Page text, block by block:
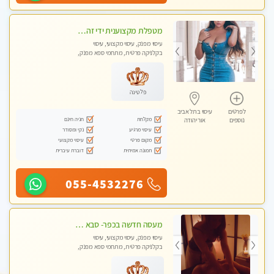
לפרטים
נוספים
עיסוי בתל אביב
אור יהודה
מטפלת מקצוענית ידי זהב VIP-מומלץ לחלוטין! פרטי! ​​​​​​ Highly recommended
עיסוי מפנק, עיסוי מקצועי, עיסוי
בקלניקה פרטית, מתחמי ספא מפנק,
פלטינה
מקלחת
חניה חינם
עיסוי מרגיע
נקי ומסודר
מקום פרטי
עיסוי מקצועי
תמונה אמיתית
דוברת עיברית
055-4532276
מעסה חדשה בכפר- סבא מוזמן לחוויה בלתי נשכחת!!!עיסוי מפנק ומקצועי ביותר במקום פרטי לחלוטין!
עיסוי מפנק, עיסוי מקצועי, עיסוי
בקלניקה פרטית, מתחמי ספא מפנק,